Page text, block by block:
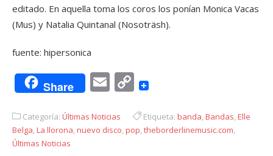
editado. En aquella toma los coros los ponían Monica Vacas
(Mus) y Natalia Quintanal (Nosoträsh).
fuente: hipersonica
Share EmailCopy
Categoría: Últimas Noticias Etiqueta: banda,Bandas,Elle
Belga,La llorona,nuevo disco,pop,theborderlinemusic.com,
Últimas Noticias